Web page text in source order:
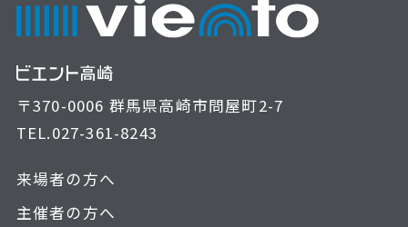
〒370-0006 群馬県高崎市問屋町2-7
TEL.027-361-8243
来場者の方へ
主催者の方へ